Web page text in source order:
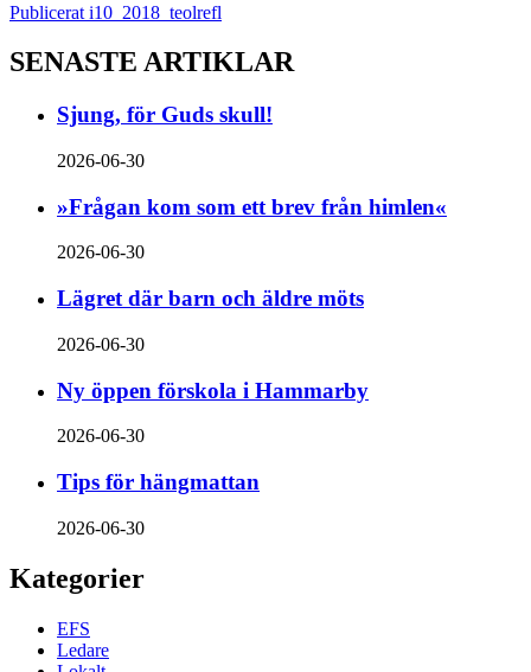
Publicerat i10_2018_teolrefl
SENASTE ARTIKLAR
Sjung, för Guds skull!
2026-06-30
»Frågan kom som ett brev från himlen«
2026-06-30
Lägret där barn och äldre möts
2026-06-30
Ny öppen förskola i Hammarby
2026-06-30
Tips för hängmattan
2026-06-30
Kategorier
EFS
Ledare